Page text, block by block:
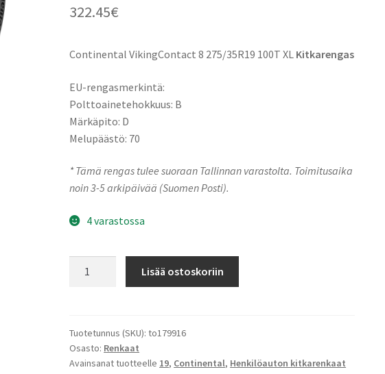
322.45€
Continental VikingContact 8 275/35R19 100T XL Kitkarengas
EU-rengasmerkintä:
Polttoainetehokkuus: B
Märkäpito: D
Melupäästö: 70
* Tämä rengas tulee suoraan Tallinnan varastolta. Toimitusaika
noin 3-5 arkipäivää (Suomen Posti).
4 varastossa
VikingContact
8
määrä
Lisää ostoskoriin
Tuotetunnus (SKU):to179916
Osasto: Renkaat
Avainsanat tuotteelle 19, Continental, Henkilöauton kitkarenkaat